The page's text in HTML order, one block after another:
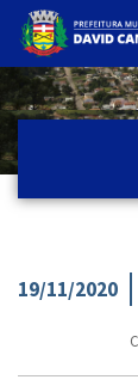
Ir para
Conteúdo
19/11/2020